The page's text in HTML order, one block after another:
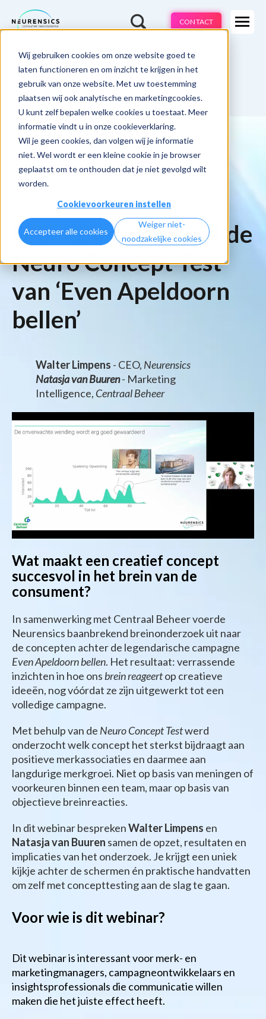
Wij gebruiken cookies om onze website goed te
laten functioneren en om inzicht te krijgen in het
gebruik van onze website. Met uw toestemming
plaatsen wij ook analytische en marketingcookies.
U kunt zelf bepalen welke cookies u toestaat. Meer
informatie vindt u in onze cookieverklaring.
Wil je geen cookies, dan volgen wij je informatie
niet. Wel wordt er een kleine cookie in je browser
geplaatst om te onthouden dat je niet gevolgd wilt
worden.
Cookievoorkeuren instellen
Accepteer alle cookies
Weiger niet-
noodzakelijke cookies
Expertises
Branches
Cases
Over ons
CONTACT
Webinar -Do 13 aug | 10:00 - 11:00u
Unieke inzichten uit de
Neuro Concept Test
van ‘Even Apeldoorn
bellen’
Walter Limpens - CEO, Neurensics
Natasja van Buuren- Marketing
Intelligence, Centraal Beheer
Wat maakt een creatief concept
succesvol in het brein van de
consument?
In samenwerking met Centraal Beheer voerde
Neurensics baanbrekend breinonderzoek uit naar
de concepten achter de legendarische campagne
Even Apeldoorn bellen. Het resultaat: verrassende
inzichten in hoe ons brein reageertop creatieve
ideeën, nog vóórdat ze zijn uitgewerkt tot een
volledige campagne.
Met behulp van de Neuro Concept Testwerd
onderzocht welk concept het sterkst bijdraagt aan
positieve merkassociaties en daarmee aan
langdurige merkgroei. Niet op basis van meningen of
voorkeuren binnen een team, maar op basis van
objectieve breinreacties.
In dit webinar besprekenWalter Limpens en
Natasja van Buuren samen de opzet, resultaten en
implicaties van het onderzoek. Je krijgt een uniek
kijkje achter de schermen én praktische handvatten
om zelf met concepttesting aan de slag te gaan.
Voor wie is dit webinar?
Dit webinar is interessant voor merk- en
marketingmanagers, campagneontwikkelaars en
insightsprofessionals die communicatie willen
maken die het juiste effect heeft.